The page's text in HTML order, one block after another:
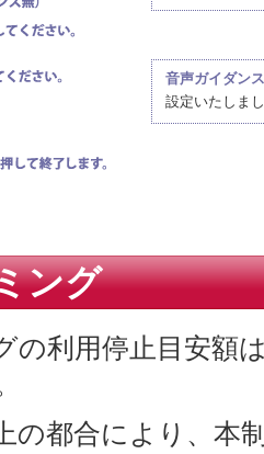
音声ガイダンス
設定いたしま
ング
の利用停止目安額
の都合により、本